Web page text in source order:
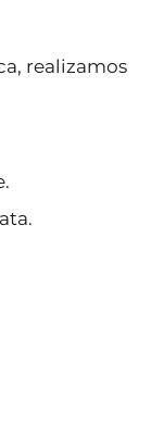
realizamos